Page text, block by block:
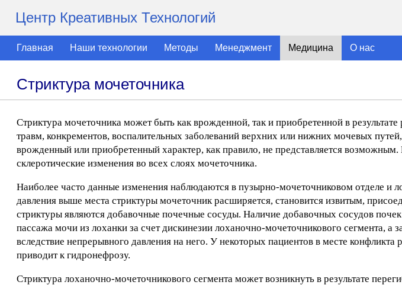
Центр Креативных Технологий
Главная Наши технологии Методы Менеджмент Медицина О нас
Стриктура мочеточника
Стриктура мочеточника может быть как врожденной, так и приобретенной в
травм, конкрементов, воспалительных заболеваний верхних или нижних мочевых
врожденный или приобретенный характер, как правило, не представляется
склеротические изменения во всех слоях мочеточника.
Наиболее часто данные изменения наблюдаются в пузырно-мочеточниковом отделе и
давления выше места стриктуры мочеточник расширяется, становится извитым,
стриктуры являются добавочные почечные сосуды. Наличие добавочных сосудов
пассажа мочи из лоханки за счет дискинезии лоханочно-мочеточникового сегмента,
вследствие непрерывного давления на него. У некоторых пациентов в месте конфликта
приводит к гидронефрозу.
Стриктура лоханочно-мочеточникового сегмента может возникнуть в результате